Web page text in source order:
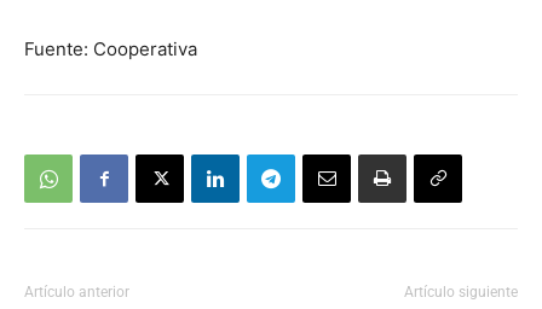
Fuente: Cooperativa
Artículo anterior Artículo siguiente